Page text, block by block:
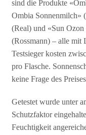
sind die Produkte
Ombia Sonnenmilch»
(Real) und «Sun
(Rossmann) – alle mit
Testsieger kosten
pro Flasche.
keine Frage des
Getestet wurde unter
Schutzfaktor
Feuchtigkeit